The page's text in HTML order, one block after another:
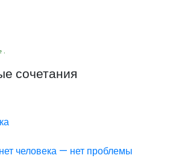
сочетания
человека — нет проблемы